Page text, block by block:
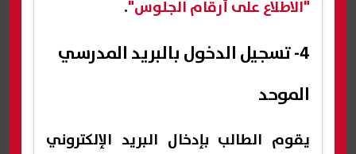
"الاطلاع على أرقام الجلوس".
4- تسجيل الدخول بالبريد المدرسي
الموحد
يقوم الطالب بإدخال البريد الإلكتروني